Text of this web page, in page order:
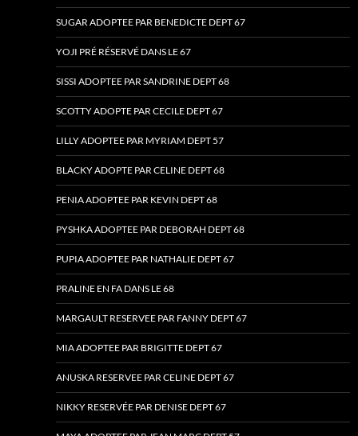
SUGAR ADOPTEE PAR BENEDICTE DEPT 67
YOJI PRÉ RÉSERVÉ DANS LE 67
SISSI ADOPTEE PAR SANDRINE DEPT 68
SCOTTY ADOPTE PAR CECILE DEPT 67
LILLY ADOPTEE PAR MYRIAM DEPT 57
BLACKY ADOPTE PAR CELINE DEPT 68
PENIA ADOPTEE PAR KEVIN DEPT 68
PYSHKA ADOPTEE PAR DEBORAH DEPT 68
PUPIA ADOPTEE PAR NATHALIE DEPT 67
PRALINE EN FA DANS LE 68
MARGAULT RESERVEE PAR FANNY DEPT 67
MIA ADOPTEE PAR BRIGITTE DEPT 67
ANUSKA RESERVEE PAR CELINE DEPT 67
NIKKY RESERVÉE PAR DENISE DEPT 67